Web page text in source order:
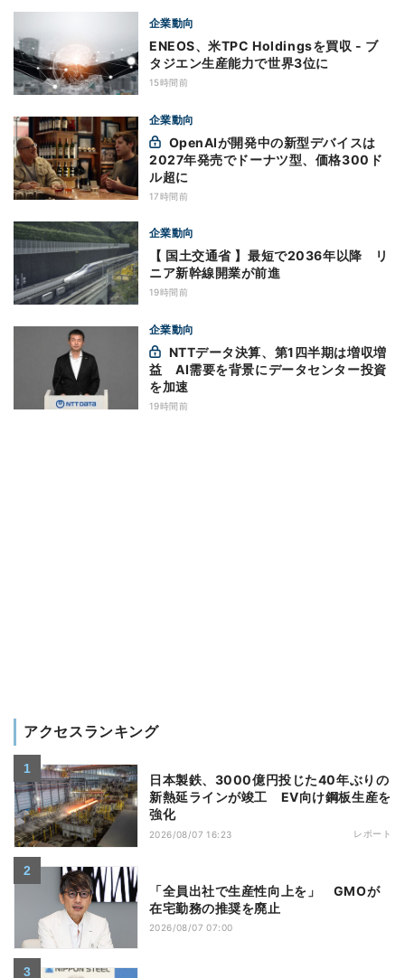
企業動向
ENEOS、米TPC Holdingsを買収 - ブ
タジエン生産能力で世界3位に
15時間前
企業動向
2027年発売でドーナツ型、価格300ド
ル超に
17時間前
企業動向
【 国土交通省 】最短で2036年以降 リ
ニア新幹線開業が前進
19時間前
企業動向
益 AI需要を背景にデータセンター投資
を加速
19時間前
アクセスランキング
日本製鉄、3000億円投じた40年ぶりの
新熱延ラインが竣工 EV向け鋼板生産を
強化
2026/08/07 16:23 レポート
「全員出社で生産性向上を」 GMOが
在宅勤務の推奨を廃止
2026/08/07 07:00